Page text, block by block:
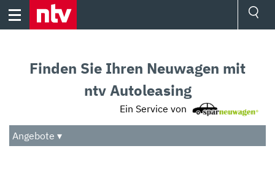
Skip
Audio
Das Beste
Finden Sie Ihren Neuwagen mit
ntv Autoleasing
Ein Service von
Angebote ▾